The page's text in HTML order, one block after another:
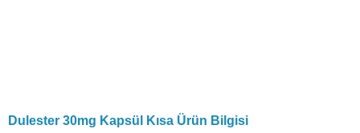
Dulester 30mg Kapsül Kısa Ürün Bilgisi